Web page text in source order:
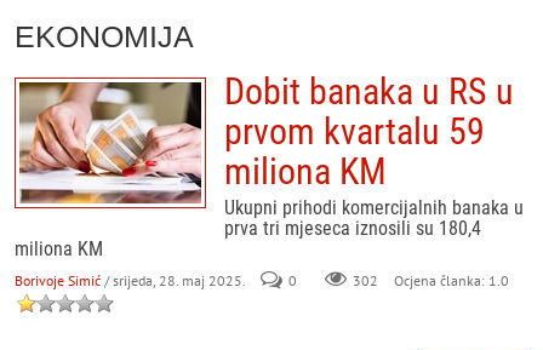
EKONOMIJA
Dobit banaka u RS u
prvom kvartalu 59
miliona KM
Ukupni prihodi komercijalnih banaka u
prva tri mjeseca iznosili su 180,4
miliona KM
Borivoje Simić / srijeda, 28. maj 2025. 0 302 Ocjena članka: 1.0